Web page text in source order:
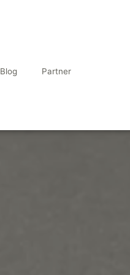
Blog Partner